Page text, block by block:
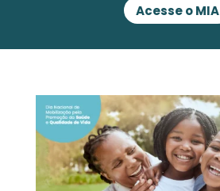
Acesse o MIA